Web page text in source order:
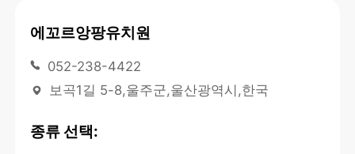
에꼬르앙팡유치원
052-238-4422
보곡1길 5-8,울주군,울산광역시,한국
종류 선택: